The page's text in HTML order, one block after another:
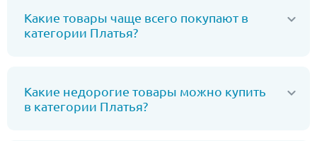
Какие товары чаще всего покупают в
категории Платья?
Какие недорогие товары можно купить
в категории Платья?